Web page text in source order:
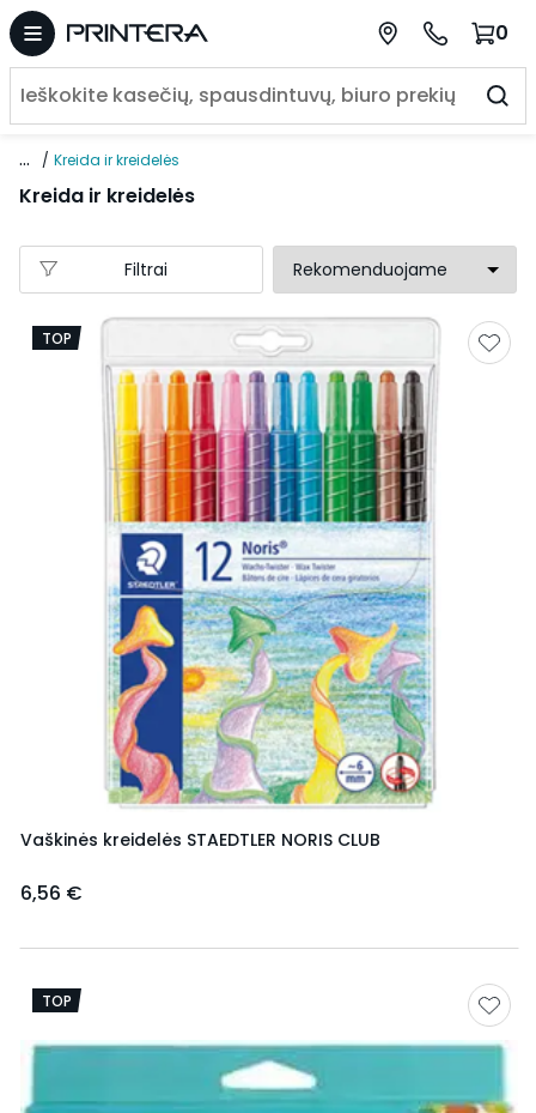
0
... Kreida ir kreidelės
Kreida ir kreidelės
Filtrai
TOP
Vaškinės kreidelės STAEDTLER NORIS CLUB
6,56 €
TOP